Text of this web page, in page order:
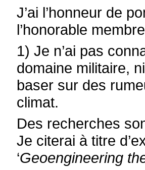
J’ai l’honneur de
l’honorable
1) Je n’ai pas
domaine militaire,
baser sur des
climat.
Des recherches
Je citerai à titre
‘Geoengineering